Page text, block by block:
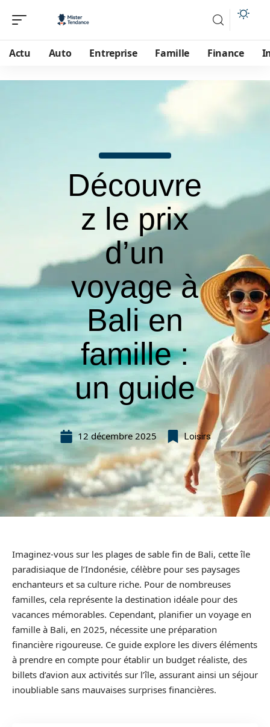
Actu Auto Entreprise Famille Finance
Découvre
z le prix
d’un
voyage à
Bali en
famille :
un guide
12 décembre 2025 Loisirs
Imaginez-vous sur les plages de sable fin de Bali, cette île
paradisiaque de l’Indonésie, célèbre pour ses paysages
enchanteurs et sa culture riche. Pour de nombreuses
familles, cela représente la destination idéale pour des
vacances mémorables. Cependant, planifier un voyage en
famille à Bali, en 2025, nécessite une préparation
financière rigoureuse. Ce guide explore les divers éléments
à prendre en compte pour établir un budget réaliste, des
billets d’avion aux activités sur l’île, assurant ainsi un séjour
inoubliable sans mauvaises surprises financières.